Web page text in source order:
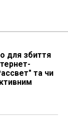
для збиття
та чи